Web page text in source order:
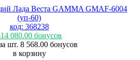
Лада Веста GAMMA GMAF-6004
(уп-60)
код: 368238
080.00 бонусов
шт. 8 568.00 бонусов
в корзину